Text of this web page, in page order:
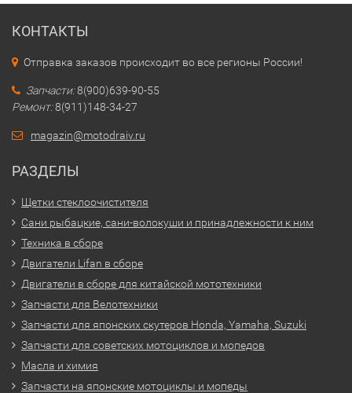
КОНТАКТЫ
Отправка заказов происходит во все регионы России!
Запчасти:8(900)639-90-55
Ремонт:8(911)148-34-27
magazin@motodraiv.ru
РАЗДЕЛЫ
Щетки стеклоочистителя
Сани рыбацкие, сани-волокуши и принадлежности к ним
Техника в сборе
Двигатели Lifan в сборе
Двигатели в сборе для китайской мототехники
Запчасти для Велотехники
Запчасти для японских скутеров Honda, Yamaha, Suzuki
Запчасти для советских мотоциклов и мопедов
Масла и химия
Запчасти на японские мотоциклы и мопеды